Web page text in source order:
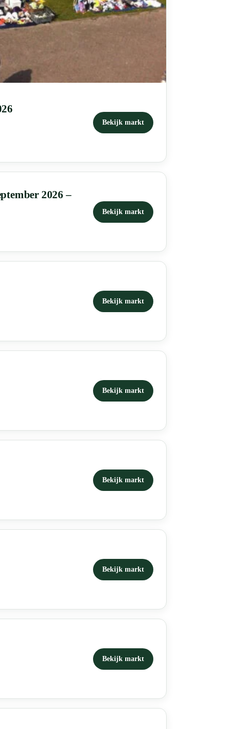
Bekijk markt
2026 –
Bekijk markt
Bekijk markt
Bekijk markt
Bekijk markt
Bekijk markt
Bekijk markt